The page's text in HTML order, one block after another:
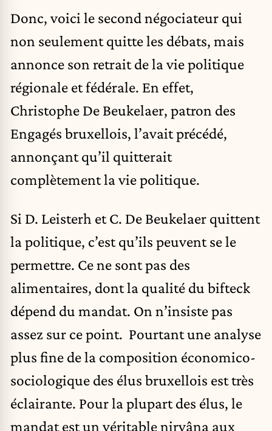
Donc, voici le second négociateur qui
non seulement quitte les débats, mais
annonce son retrait de la vie politique
régionale et fédérale. En effet,
Christophe De Beukelaer, patron des
Engagés bruxellois, l’avait précédé,
annonçant qu’il quitterait
complètement la vie politique.
Si D. Leisterh et C. De Beukelaer quittent
la politique, c’est qu’ils peuvent se le
permettre. Ce ne sont pas des
alimentaires, dont la qualité du bifteck
dépend du mandat. On n’insiste pas
assez sur ce point. Pourtant une analyse
plus fine de la composition économico-
sociologique des élus bruxellois est très
éclairante. Pour la plupart des élus, le
mandat est un véritable nirvâna aux